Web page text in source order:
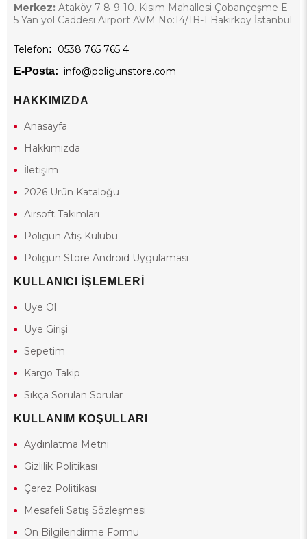
Merkez: Ataköy 7-8-9-10. Kısım Mahallesi Çobançeşme E-
5 Yan yol Caddesi Airport AVM No:14/1B-1 Bakırköy İstanbul
Telefon: 0538 765 765 4
E-Posta: info@poligunstore.com
HAKKIMIZDA
Anasayfa
Hakkımızda
İletişim
2026 Ürün Kataloğu
Airsoft Takımları
Poligun Atış Kulübü
Poligun Store Android Uygulaması
KULLANICI İŞLEMLERİ
Üye Ol
Üye Girişi
Sepetim
Kargo Takip
Sıkça Sorulan Sorular
KULLANIM KOŞULLARI
Aydınlatma Metni
Gizlilik Politikası
Çerez Politikası
Mesafeli Satış Sözleşmesi
Ön Bilgilendirme Formu